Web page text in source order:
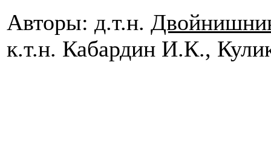
Авторы: д.т.н.
к.т.н. Кабардин И.К.,